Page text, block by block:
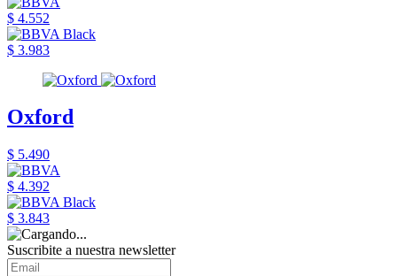
$ 4.552
$ 3.983
Oxford
$ 5.490
$ 4.392
$ 3.843
Suscribite a nuestra newsletter